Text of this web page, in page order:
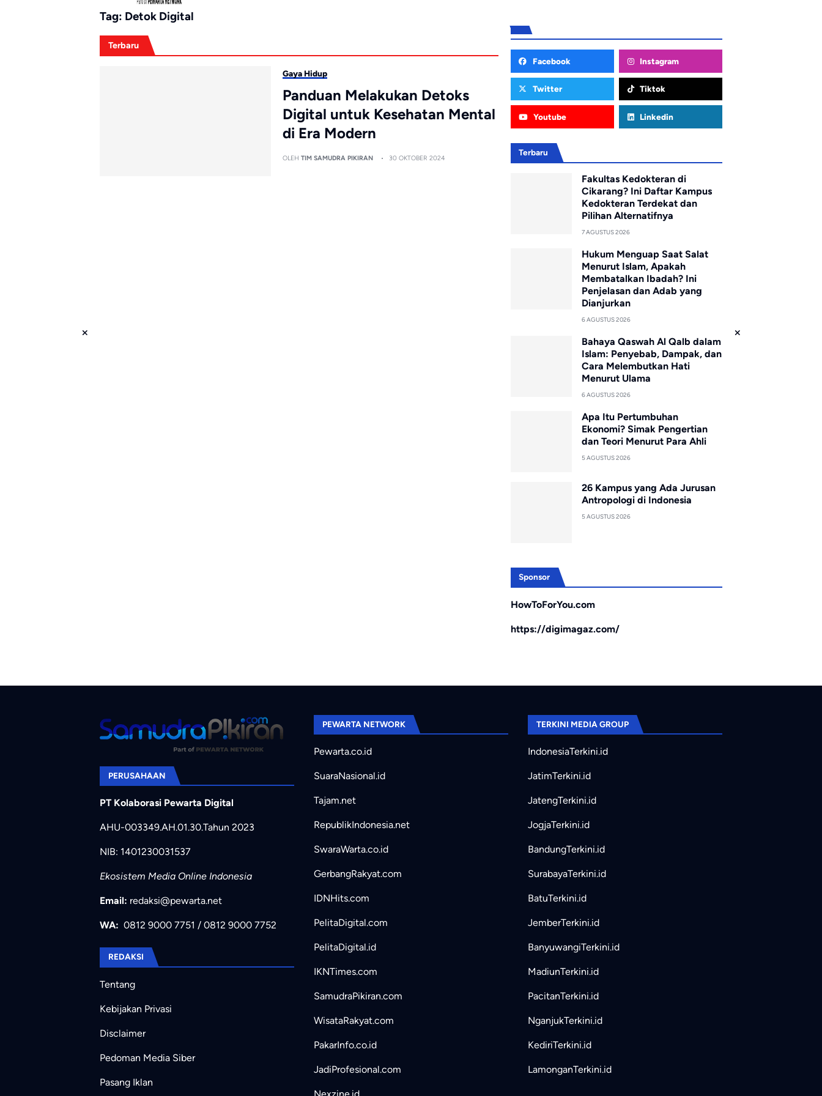
Tag: Detok Digital
Terbaru
Gaya Hidup
Panduan Melakukan Detoks
Digital untuk Kesehatan Mental
di Era Modern
OLEHTIM SAMUDRA PIKIRAN 30 OKTOBER 2024
Facebook Instagram
Twitter Tiktok
Youtube Linkedin
Terbaru
Fakultas Kedokteran di
Cikarang? Ini Daftar Kampus
Kedokteran Terdekat dan
Pilihan Alternatifnya
7 AGUSTUS 2026
Hukum Menguap Saat Salat
Menurut Islam, Apakah
Membatalkan Ibadah? Ini
Penjelasan dan Adab yang
Dianjurkan
6 AGUSTUS 2026
Bahaya Qaswah Al Qalb dalam
Islam: Penyebab, Dampak, dan
Cara Melembutkan Hati
Menurut Ulama
6 AGUSTUS 2026
Apa Itu Pertumbuhan
Ekonomi? Simak Pengertian
dan Teori Menurut Para Ahli
5 AGUSTUS 2026
26 Kampus yang Ada Jurusan
Antropologi di Indonesia
5 AGUSTUS 2026
Sponsor
HowToForYou.com
https://digimagaz.com/
PERUSAHAAN
PT Kolaborasi Pewarta Digital
AHU-003349.AH.01.30.Tahun 2023
NIB: 1401230031537
Ekosistem Media Online Indonesia
Email: redaksi@pewarta.net
WA: 0812 9000 7751 / 0812 9000 7752
REDAKSI
Tentang
Kebijakan Privasi
Disclaimer
Pedoman Media Siber
Pasang Iklan
PEWARTA NETWORK
Pewarta.co.id
SuaraNasional.id
Tajam.net
RepublikIndonesia.net
SwaraWarta.co.id
GerbangRakyat.com
IDNHits.com
PelitaDigital.com
PelitaDigital.id
IKNTimes.com
SamudraPikiran.com
WisataRakyat.com
PakarInfo.co.id
JadiProfesional.com
TERKINI MEDIA GROUP
IndonesiaTerkini.id
JatimTerkini.id
JatengTerkini.id
JogjaTerkini.id
BandungTerkini.id
SurabayaTerkini.id
BatuTerkini.id
JemberTerkini.id
BanyuwangiTerkini.id
MadiunTerkini.id
PacitanTerkini.id
NganjukTerkini.id
KediriTerkini.id
LamonganTerkini.id